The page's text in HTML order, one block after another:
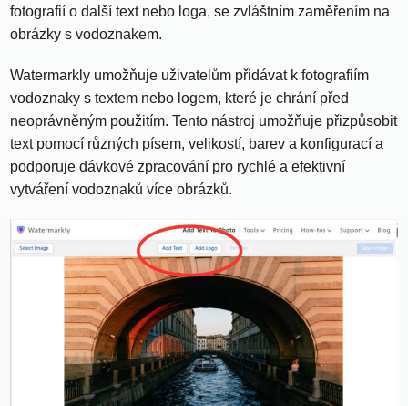
fotografií o další text nebo loga, se zvláštním zaměřením na
obrázky s vodoznakem.
Watermarkly umožňuje uživatelům přidávat k fotografiím
vodoznaky s textem nebo logem, které je chrání před
neoprávněným použitím. Tento nástroj umožňuje přizpůsobit
text pomocí různých písem, velikostí, barev a konfigurací a
podporuje dávkové zpracování pro rychlé a efektivní
vytváření vodoznaků více obrázků.